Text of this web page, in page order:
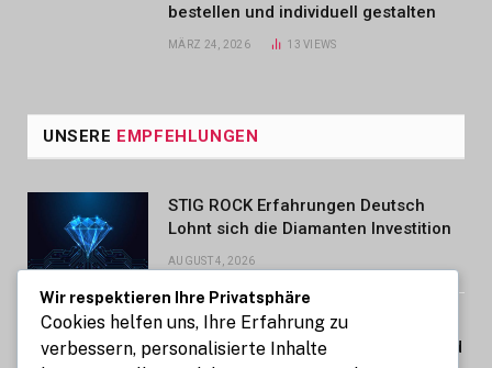
bestellen und individuell gestalten
MÄRZ 24, 2026 13VIEWS
UNSERE EMPFEHLUNGEN
STIG ROCK Erfahrungen Deutsch
Lohnt sich die Diamanten Investition
AUGUST 4, 2026
Wirtschaftsnachrichten zu
Unternehmen, Finanzen, Märkten und
Wir respektieren Ihre Privatsphäre
Cookies helfen uns, Ihre Erfahrung zu
verbessern, personalisierte Inhalte